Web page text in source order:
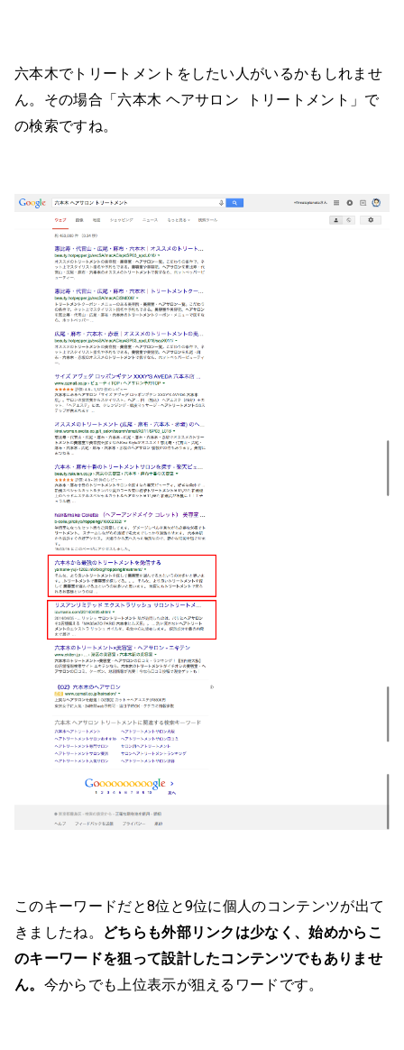
六本木でトリートメントをしたい人がいるかもしれませ
ん。その場合「六本木 ヘアサロン トリートメント」で
の検索ですね。
このキーワードだと8位と9位に個人のコンテンツが出て
きましたね。
どちらも外部リンクは少なく、始めからこ
のキーワードを狙って設計したコンテンツでもありませ
ん。 今からでも上位表示が狙えるワードです。